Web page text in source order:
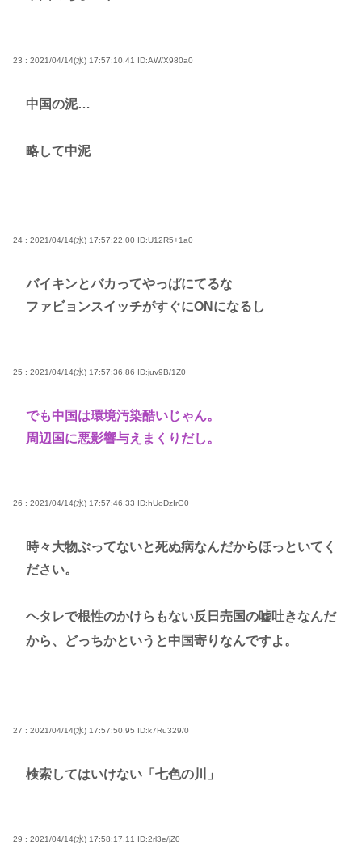
23 : 2021/04/14(水) 17:57:10.41 ID:AW/X980a0
中国の泥…
略して中泥
24 : 2021/04/14(水) 17:57:22.00 ID:U12R5+1a0
バイキンとバカってやっぱにてるな
ファビョンスイッチがすぐにONになるし
25 : 2021/04/14(水) 17:57:36.86 ID:juv9B/1Z0
でも中国は環境汚染酷いじゃん。
周辺国に悪影響与えまくりだし。
26 : 2021/04/14(水) 17:57:46.33 ID:hUoDzIrG0
時々大物ぶってないと死ぬ病なんだからほっといてく
ださい。
ヘタレで根性のかけらもない反日売国の嘘吐きなんだ
から、どっちかというと中国寄りなんですよ。
27 : 2021/04/14(水) 17:57:50.95 ID:k7Ru329/0
検索してはいけない「七色の川」
29 : 2021/04/14(水) 17:58:17.11 ID:2rl3e/jZ0